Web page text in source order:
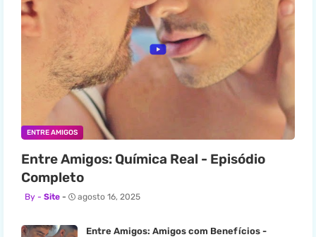
ENTRE AMIGOS
Entre Amigos: Química Real - Episódio
Completo
Site agosto 16, 2025
Entre Amigos: Amigos com Benefícios -